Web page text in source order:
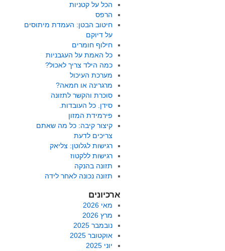
הכל על קטניות
הרפס
חיטוב הבטן: העמדת מיתוסים
על דיוקם
חילוף חומרים
כל האמת על העגבניות
כמה הילד צריך לאכול?
מערכת העיכול
מרגרינה או חמאה?
סוכרת והקשר לתזונה
סידן. כל העובדות.
פירמידת המזון
קיצור קיבה: כל מה שאתם
צריכים לדעת
רגישות לגלוטן: צליאק
רגישות ללקטוז
תזונה בהנקה
תזונה נכונה לאחר לידה
ארכיונים
מאי 2026
מרץ 2026
נובמבר 2025
אוקטובר 2025
יוני 2025